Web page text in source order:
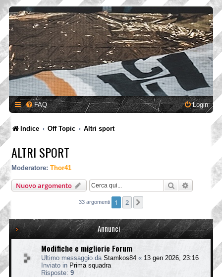
FAQ Login
Indice Off Topic Altri sport
ALTRI SPORT
Moderatore: Thor41
Nuovo argomento Cerca Ricerca
33 argomenti 1 2
Annunci
Modifiche e migliorie Forum
Ultimo messaggio da Stamkos84 « 13 gen 2026, 23:16
Inviato in Prima squadra
Risposte: 9